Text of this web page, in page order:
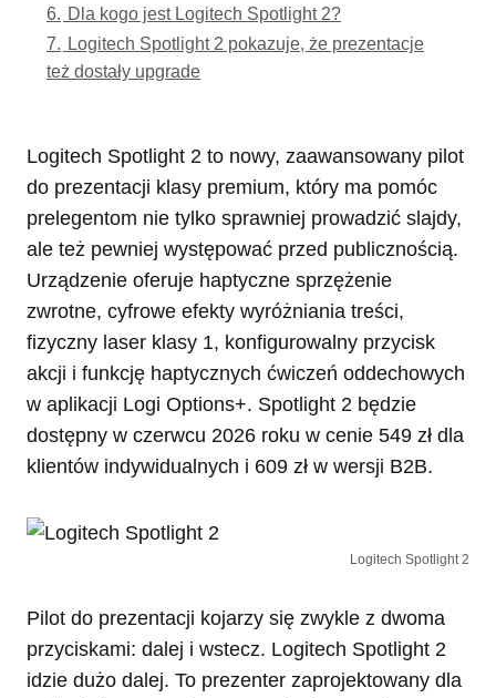
6.
Dla kogo jest Logitech Spotlight 2?
7.
Logitech Spotlight 2 pokazuje, że prezentacje
też dostały upgrade
Logitech Spotlight 2 to nowy, zaawansowany pilot
do prezentacji klasy premium, który ma pomóc
prelegentom nie tylko sprawniej prowadzić slajdy,
ale też pewniej występować przed publicznością.
Urządzenie oferuje haptyczne sprzężenie
zwrotne, cyfrowe efekty wyróżniania treści,
fizyczny laser klasy 1, konfigurowalny przycisk
akcji i funkcję haptycznych ćwiczeń oddechowych
w aplikacji Logi Options+. Spotlight 2 będzie
dostępny w czerwcu 2026 roku w cenie 549 zł dla
klientów indywidualnych i 609 zł w wersji B2B.
Logitech Spotlight 2
Pilot do prezentacji kojarzy się zwykle z dwoma
przyciskami: dalej i wstecz. Logitech Spotlight 2
idzie dużo dalej. To prezenter zaprojektowany dla